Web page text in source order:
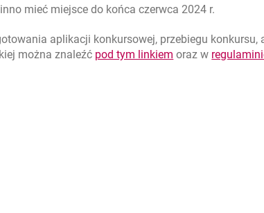
mieć miejsce do końca czerwca 2024 r.
aplikacji konkursowej, przebiegu konkursu,
można znaleźć pod tym linkiem link otwiera się w
otwiera się w
oraz w